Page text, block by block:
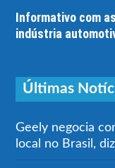
Informativo com
indústria
Últimas
Geely negocia
local no Brasil,